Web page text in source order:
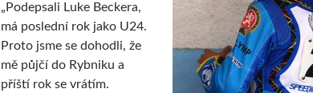
„Podepsali Luke Beckera,
má poslední rok jako U24.
Proto jsme se dohodli, že
mě půjčí do Rybniku a
příští rok se vrátím.